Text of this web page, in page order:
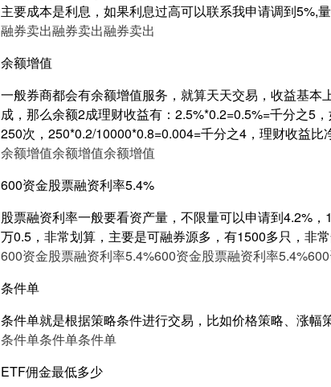
主要成本是利息，如果利息过高可以联系我申请调到5%,
融券卖出融券卖出融券卖出
余额增值
一般券商都会有余额增值服务，就算天天交易，收益基
成，那么余额2成理财收益有：2.5%*0.2=0.5%=千分之5
250次，250*0.2/10000*0.8=0.004=千分之4，理财收益比
余额增值余额增值余额增值
600资金股票融资利率5.4%
股票融资利率一般要看资产量，不限量可以申请到4.2%
万0.5，非常划算，主要是可融券源多，有1500多只，非
600资金股票融资利率5.4%600资金股票融资利率5.4%
条件单
条件单就是根据策略条件进行交易，比如价格策略、涨
条件单条件单条件单
ETF佣金最低多少